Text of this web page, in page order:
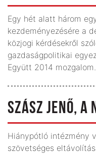
Egy hét alatt három
kezdeményezésére a
közjogi kérdésekről
gazdaságpolitikai
Együtt 2014 mozgalom.
SZÁSZ JENŐ, A
Hiánypótló intézmény
szövetséges